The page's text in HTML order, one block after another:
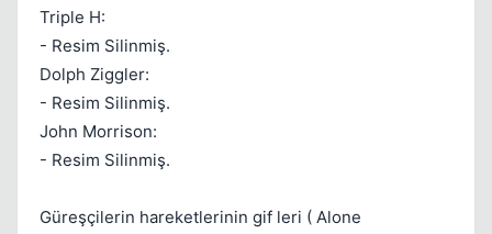
Triple H:
- Resim Silinmiş.
Dolph Ziggler:
- Resim Silinmiş.
John Morrison:
- Resim Silinmiş.
Güreşçilerin hareketlerinin gif leri ( Alone